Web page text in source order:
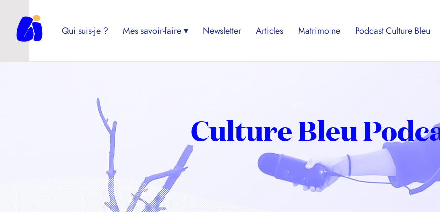
Qui suis-je ? Mes savoir-faire ▾ Newsletter Articles Matrimoine Podcast Culture Bleu
Culture Bleu